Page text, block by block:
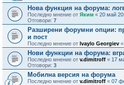
Нова функция на форума:
Последно мнение от Яким « 20 май
Отговори: 7
Разширени форумни опции:
и пост
Последно мнение от Ivaylo Georgiev «
Нови функции на форума:
Последно мнение от v.dimitroff « 17
Отговори: 3
Мобилна версия на форума
Последно мнение от v.dimitroff « 07